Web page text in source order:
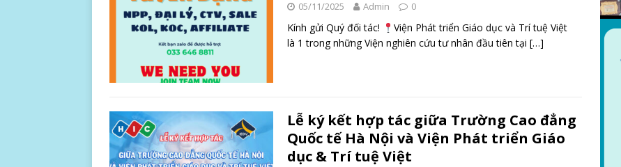
05/11/2025 Admin 0
Kính gửi Quý đối tác!
Viện Phát triển Giáo dục và Trí tuệ Việt
là 1 trong những Viện nghiên cứu tư nhân đầu tiên tại […]
Lễ ký kết hợp tác giữa Trường Cao đẳng
Quốc tế Hà Nội và Viện Phát triển Giáo
dục & Trí tuệ Việt